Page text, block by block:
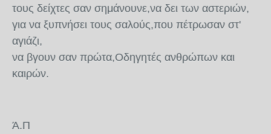
τους δείχτες σαν σημάνουνε,να δει των αστεριών,
για να ξυπνήσει τους σαλούς,που πέτρωσαν στ'
αγιάζι,
να βγουν σαν πρώτα,Οδηγητές ανθρώπων και
καιρών.
Ά.Π